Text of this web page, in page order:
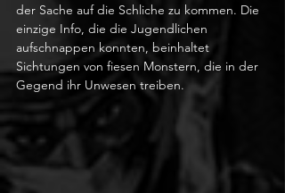
der Sache auf die Schliche zu kommen. Die
einzige Info, die die Jugendlichen
aufschnappen konnten, beinhaltet
Sichtungen von fiesen Monstern, die in der
Gegend ihr Unwesen treiben.